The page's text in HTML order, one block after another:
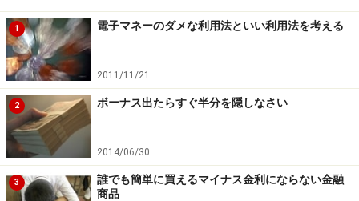
から相談は相談として無料で（込み込みで）サービスさ
れるのが当たり前だと思っているでしょう。
しかし、もし相談料を払えば、向こうは「儲けは相談料
で得られるので、純粋にアドバイスを提供しよう」と考
えてくれる可能性があります。私たちは相談を無料にし
たことで、相手に「儲けは相談以外で得なければいけな
い」という制約を課しているのです。「相談には乗った
けど成約には至らなかった」というお客さんが何人も現
1 電子マネーのダメな利用法といい利用法を考える
2011/11/21
2 ボーナス出たらすぐ半分を隠しなさい
2014/06/30
3
誰でも簡単に買えるマイナス金利にならない金融
商品